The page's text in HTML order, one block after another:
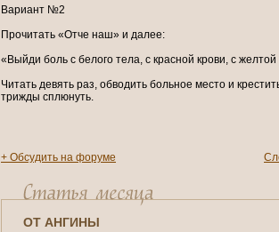
Вариант №2
Прочитать «Отче наш» и далее:
«Выйди боль с белого тела, с красной крови, с желтой
Читать девять раз, обводить больное место и
трижды сплюнуть.
+ Обсудить на форуме
ОТ АНГИНЫ